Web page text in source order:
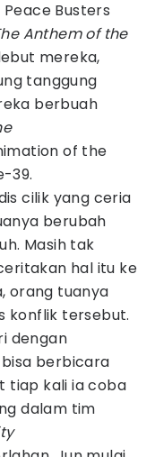
Busters
Anthem of the
mereka,
tanggung
berbuah
of the
39.
cilik yang ceria
berubah
Masih tak
hal itu ke
orang tuanya
konflik tersebut.
dengan
berbicara
tiap kali ia coba
dalam tim